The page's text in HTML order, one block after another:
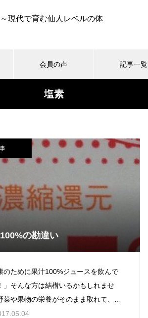
現代で育む仙人レベルの体
会員の声 記事一覧
塩素
の勘違い
のために果汁100%ジュースを飲んで
」そんな方は結構いるかもしれませ
菜や果物の栄養がそのまま取れて、し
純物が入っていない、そんな感じがし